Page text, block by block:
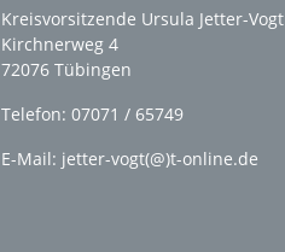
Kreisvorsitzende Ursula Jetter-Vogt
Kirchnerweg 4
72076 Tübingen
Telefon: 07071 / 65749
E-Mail: jetter-vogt(@)t-online.de